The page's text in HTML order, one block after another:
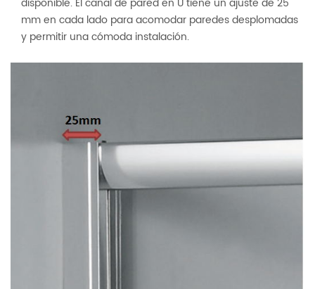
mm en cada lado para acomodar paredes desplomadas
y permitir una cómoda instalación.